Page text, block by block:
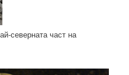
северната част на